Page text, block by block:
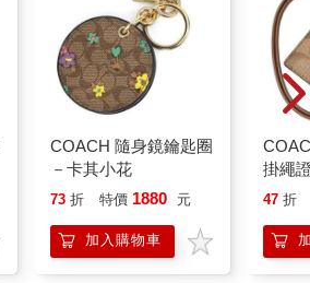
COACH 隨身鏡鑰匙圈
－卡其小花
73 折 特價 1880 元
加入購物車
掛繩
47 折